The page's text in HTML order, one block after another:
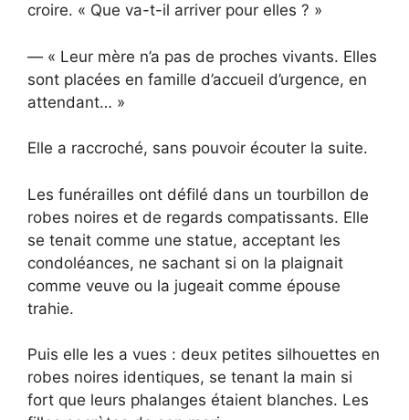
croire. « Que va-t-il arriver pour elles ? »
— « Leur mère n’a pas de proches vivants. Elles
sont placées en famille d’accueil d’urgence, en
attendant… »
Elle a raccroché, sans pouvoir écouter la suite.
Les funérailles ont défilé dans un tourbillon de
robes noires et de regards compatissants. Elle
se tenait comme une statue, acceptant les
condoléances, ne sachant si on la plaignait
comme veuve ou la jugeait comme épouse
trahie.
Puis elle les a vues : deux petites silhouettes en
robes noires identiques, se tenant la main si
fort que leurs phalanges étaient blanches. Les